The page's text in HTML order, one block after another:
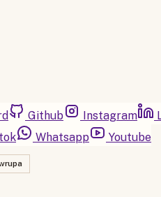
Github Instagram
Whatsapp Youtube